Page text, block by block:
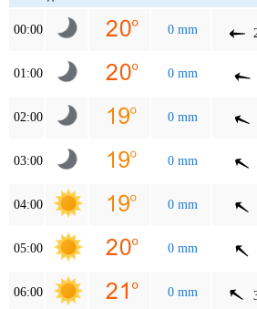
00:00 0 mm
01:00 0 mm
02:00 0 mm
03:00 0 mm
04:00 0 mm
05:00 0 mm
06:00 0 mm